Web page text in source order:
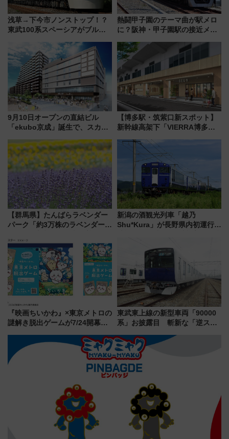
浅草→下今市ノンストップ！？
東武100系スペーシアがブルー
ー当時の停車駅」を再現 運転
時刻や特急券の買い方を紹介
熱闘甲子園のテーマ曲が駅メロ
に？阪神・甲子園駅の接近メロ
谷実アレンジの特別仕様へ、8月
5日始発から
9月10日オープンの直結ビル
「ekubo京成」誕生で、スカイ
新鎌ヶ谷はどう変わる？ 全テナ
ント情報も公開！
【博多駅・筑紫口新スポット】
新幹線高架下「VIERRA博多テ
など注目の全6店舗 「博多活憩
通り」も一新
【群馬県】たんばらラベンダー
パーク「約3万株のラベンダー」
で都心から約1時間半で夏の絶景
を！
新潟の酒観光列車「越乃
Shu*Kura」が長野県内初運行！
『映画ちいかわ』×東京メトロの
謎解き脱出ゲームが7/24開幕！
遊び方を解説！（7/10発売開
始）
東武東上線の新型車両「90000
系」お披露目 斬新な「逆スラ
放的な車内空間に注目、デビュ
ーは9月